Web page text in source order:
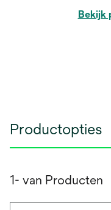
Bekijk
Productopties
1- van Producten